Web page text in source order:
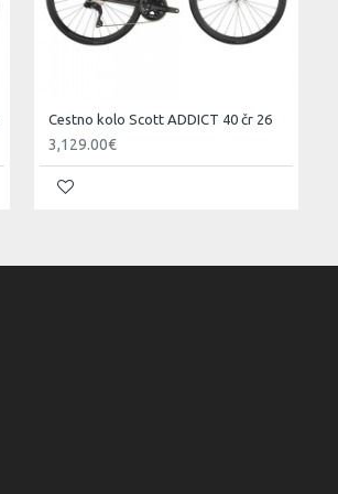
Cestno kolo Scott ADDICT 40 čr 26
3,129.00€